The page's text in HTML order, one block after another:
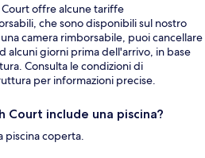
offre alcune tariffe
che sono disponibili sul nostro
camera rimborsabile, puoi cancellare
alcuni giorni prima dell'arrivo, in base
Consulta le condizioni di
per informazioni precise.
Court include una piscina?
piscina coperta.